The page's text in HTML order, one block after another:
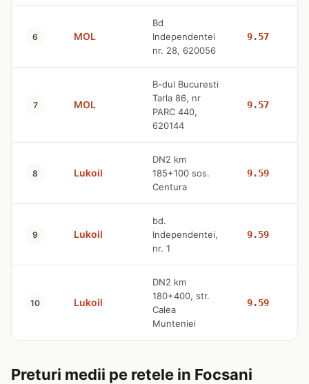
6 MOL
Bd
Independentei
nr. 28, 620056
9.57
7 MOL
B-dul Bucuresti
Tarla 86, nr
PARC 440,
620144
9.57
8 Lukoil
DN2 km
185+100 sos.
Centura
9.59
9 Lukoil
bd.
Independentei,
nr. 1
9.59
10 Lukoil
DN2 km
180+400, str.
Calea
Munteniei
9.59
Preturi medii pe retele in Focsani